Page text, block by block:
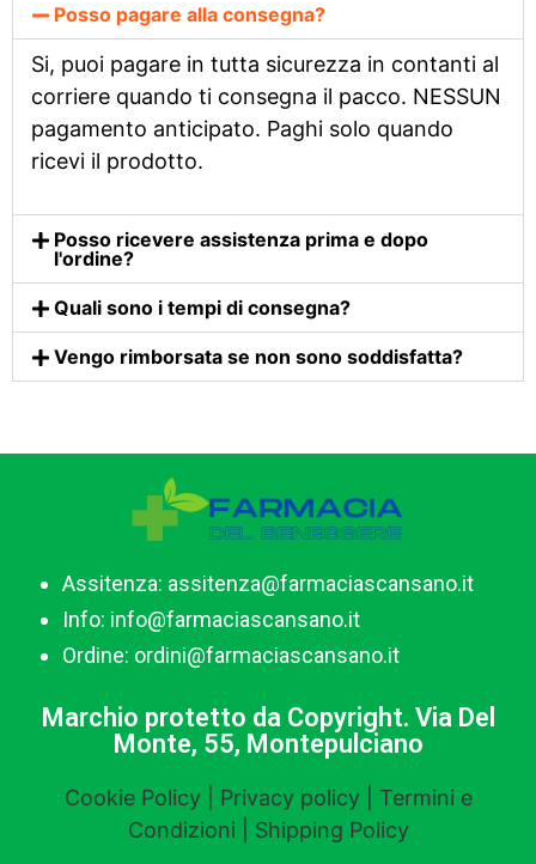
Posso pagare alla consegna?
Si, puoi pagare in tutta sicurezza in contanti al
corriere quando ti consegna il pacco. NESSUN
pagamento anticipato. Paghi solo quando
ricevi il prodotto.
Posso ricevere assistenza prima e dopo
l'ordine?
Quali sono i tempi di consegna?
Vengo rimborsata se non sono soddisfatta?
Assitenza: assitenza@farmaciascansano.it
Info: info@farmaciascansano.it
Ordine: ordini@farmaciascansano.it
Marchio protetto da Copyright. Via Del
Monte, 55, Montepulciano
Cookie Policy | Privacy policy | Termini e
Condizioni | Shipping Policy